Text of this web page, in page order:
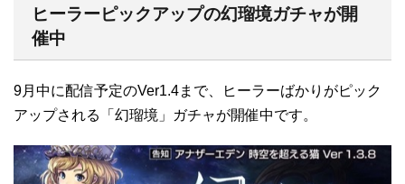
ヒーラーピックアップの幻瑠境ガチャが開
催中
9月中に配信予定のVer1.4まで、ヒーラーばかりがピック
アップされる「幻瑠境」ガチャが開催中です。